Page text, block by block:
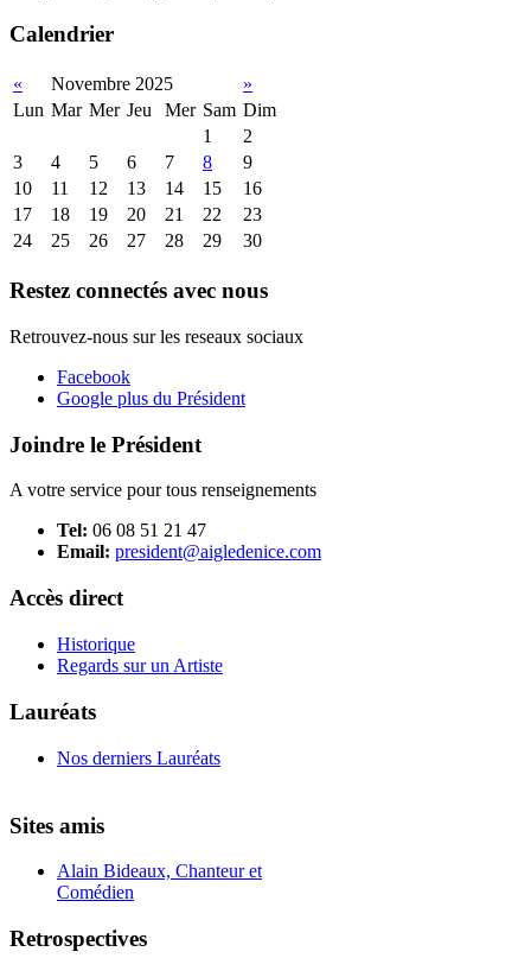
Calendrier
« Novembre 2025
»
Lun Mar Mer Jeu Mer Sam Dim
1
2
3
4 5 6 7 8
9
10
11 12 13 14 15
16
17
18 19 20 21 22
23
24
25 26 27 28 29 30
Restez connectés avec nous
Retrouvez-nous sur les reseaux sociaux
Facebook
Google plus du Président
Joindre le Président
A votre service pour tous renseignements
Tel: 06 08 51 21 47
Email: president@aigledenice.com
Accès direct
Historique
Regards sur un Artiste
Lauréats
Nos derniers Lauréats
Sites amis
Alain Bideaux, Chanteur et
Comédien
Retrospectives